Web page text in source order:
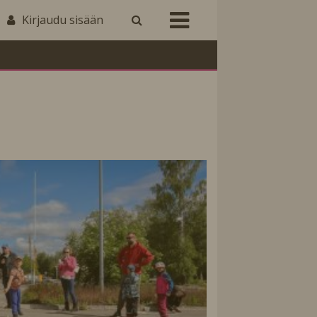
Kirjaudu sisään